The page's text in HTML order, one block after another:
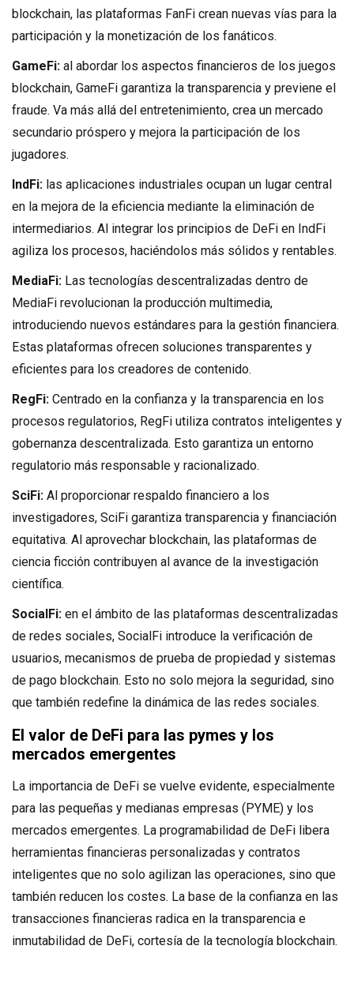
blockchain, las plataformas FanFi crean nuevas vías para la
participación y la monetización de los fanáticos.
GameFi: al abordar los aspectos financieros de los juegos
blockchain, GameFi garantiza la transparencia y previene el
fraude. Va más allá del entretenimiento, crea un mercado
secundario próspero y mejora la participación de los
jugadores.
IndFi: las aplicaciones industriales ocupan un lugar central
en la mejora de la eficiencia mediante la eliminación de
intermediarios. Al integrar los principios de DeFi en IndFi
agiliza los procesos, haciéndolos más sólidos y rentables.
MediaFi: Las tecnologías descentralizadas dentro de
MediaFi revolucionan la producción multimedia,
introduciendo nuevos estándares para la gestión financiera.
Estas plataformas ofrecen soluciones transparentes y
eficientes para los creadores de contenido.
RegFi: Centrado en la confianza y la transparencia en los
procesos regulatorios, RegFi utiliza contratos inteligentes y
gobernanza descentralizada. Esto garantiza un entorno
regulatorio más responsable y racionalizado.
SciFi: Al proporcionar respaldo financiero a los
investigadores, SciFi garantiza transparencia y financiación
equitativa. Al aprovechar blockchain, las plataformas de
ciencia ficción contribuyen al avance de la investigación
científica.
SocialFi: en el ámbito de las plataformas descentralizadas
de redes sociales, SocialFi introduce la verificación de
usuarios, mecanismos de prueba de propiedad y sistemas
de pago blockchain. Esto no solo mejora la seguridad, sino
que también redefine la dinámica de las redes sociales.
El valor de DeFi para las pymes y los
mercados emergentes
La importancia de DeFi se vuelve evidente, especialmente
para las pequeñas y medianas empresas (PYME) y los
mercados emergentes. La programabilidad de DeFi libera
herramientas financieras personalizadas y contratos
inteligentes que no solo agilizan las operaciones, sino que
también reducen los costes. La base de la confianza en las
transacciones financieras radica en la transparencia e
inmutabilidad de DeFi, cortesía de la tecnología blockchain.